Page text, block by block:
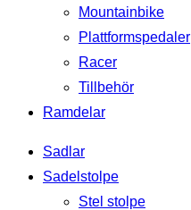
Mountainbike
Plattformspedaler
Racer
Tillbehör
Ramdelar
Sadlar
Sadelstolpe
Stel stolpe